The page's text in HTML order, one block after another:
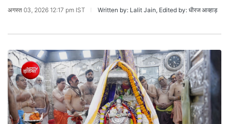
अगस्त 03, 2026 12:17 pm IST Written by: Lalit Jain, Edited by: धीरज आव्हाड़